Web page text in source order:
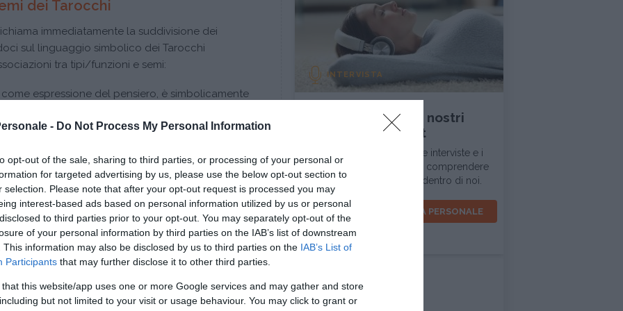
- Do Not Process My Personal Information
opt-out of the sale, sharing to third parties, or processing of your personal or
for targeted advertising by us, please use the below opt-out section to
selection. Please note that after your opt-out request is processed you may
interest-based ads based on personal information utilized by us or personal
to third parties prior to your opt-out. You may separately opt-out of the
of your personal information by third parties on the IAB’s list of downstream
This information may also be disclosed by us to third parties on the IAB’s List of
Participants that may further disclose it to other third parties.
that this website/app uses one or more Google services and may gather and store
but not limited to your visit or usage behaviour. You may click to grant or
dei Tarocchi
immediatamente la suddivisione dei
sul linguaggio simbolico dei Tarocchi
tra tipi/funzioni e semi:
come espressione del pensiero, è simbolicamente
tra verbo divino e spada, Cristo dalla
la spada della Giustizia che discrimina tra
falsità, ecc.).
ha tradizionalmente sede nel cuore, e la
simbolica del cuore.
è un’energia irrazionale che crea nuovi mondi
la magia cui il bastone è tradizionalmente
una forza incontenibile, che non può essere
si irrompe nella coscienza come la
di genio”: è un’entità accostabile al fuoco,
ai bastoni.
INTERVISTA
Ascolta tutti i nostri
podcast
In questa sezione trovi le interviste e i
dialoghi d'ispirazione per comprendere
la realtà intorno a noi e dentro di noi.
VOCI PER LA CRESCITA PERSONALE